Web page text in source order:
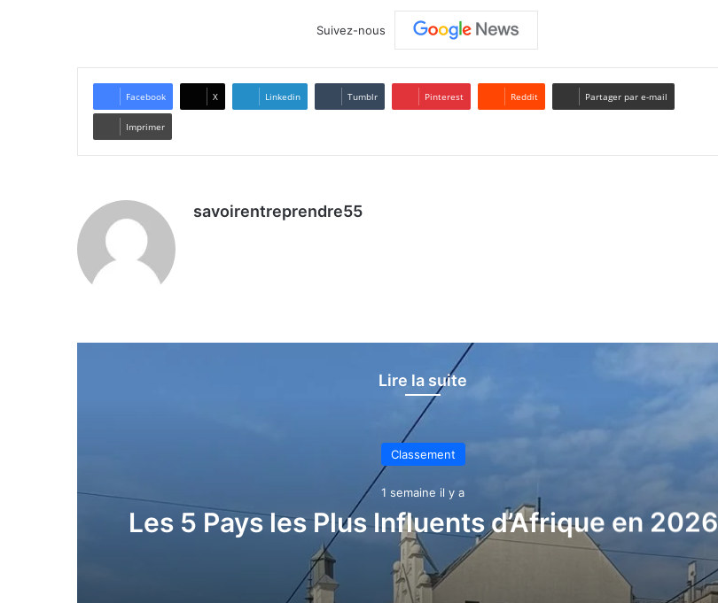
Suivez-nous
Facebook X Linkedin Tumblr Pinterest Reddit Partager par e-mail
Imprimer
savoirentreprendre55
Lire la suite
Classement
1 semaine il y a
Les 5 Pays les Plus Influents d’Afrique en 2026